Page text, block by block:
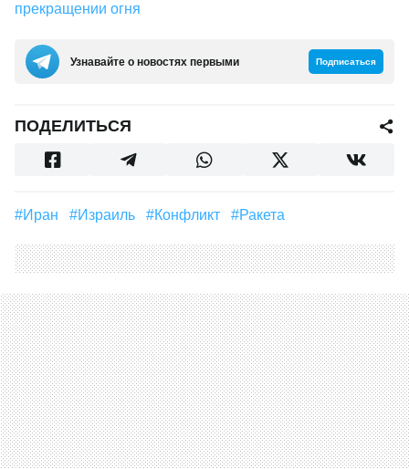
прекращении огня
Узнавайте о новостях первыми Подписаться
ПОДЕЛИТЬСЯ
#Иран #Израиль #конфликт #ракета